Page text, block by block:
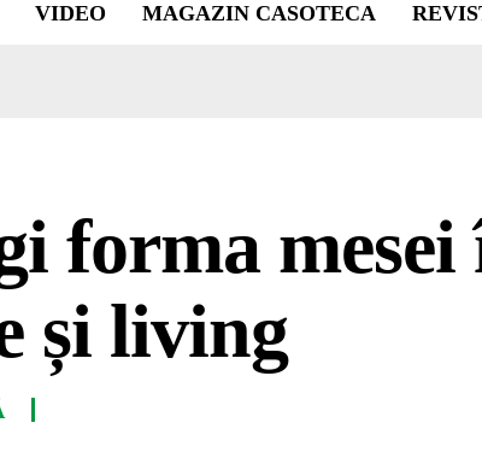
VIDEO MAGAZIN CASOTECA
forma mesei
și living